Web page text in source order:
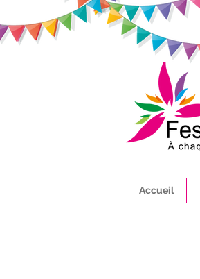
Accueil